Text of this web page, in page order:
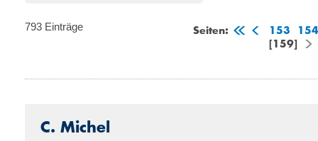
793 Einträge Seiten: 153
[159]
C. Michel